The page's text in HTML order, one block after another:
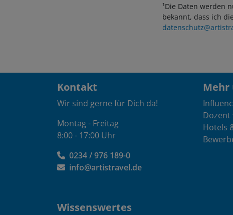
¹Die Daten werden
bekannt, dass ich
Kontakt
Wir sind gerne für Dich da!
Montag - Freitag
8:00 - 17:00 Uhr
0234 / 976 189-0
info@artistravel.de
Wissenswertes
Mehr
Dozent
Hotels